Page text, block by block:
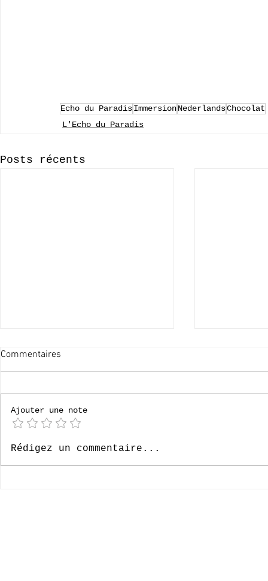
Echo du ParadisImmersionNederlandsChocolat
L'Echo du Paradis
Posts récents
60x merci !
Commentaires
Ajouter une note
Rédigez un commentaire...